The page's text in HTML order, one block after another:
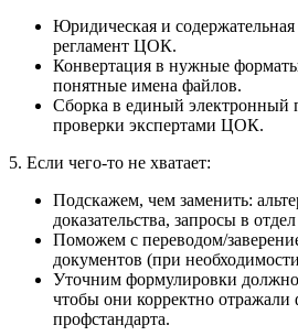
Юридическая и
регламент ЦОК.
Конвертация в нужные
понятные имена файлов.
Сборка в единый электронный
проверки экспертами ЦОК.
5. Если чего-то не хватает:
Подскажем, чем заменить:
доказательства, запросы в
Поможем с переводом/
документов (при
Уточним формулировки
чтобы они корректно
профстандарта.